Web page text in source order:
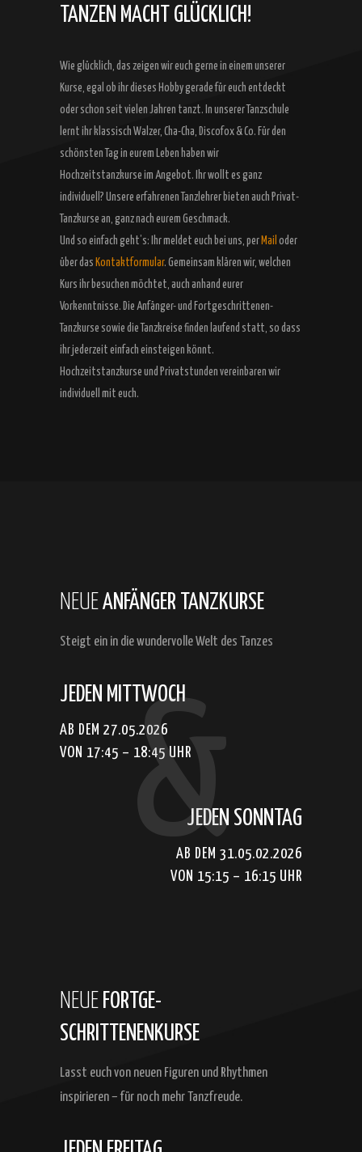
TANZEN MACHT GLÜCKLICH!
Wie glücklich, das zeigen wir euch gerne in einem unserer
Kurse, egal ob ihr dieses Hobby gerade für euch entdeckt
oder schon seit vielen Jahren tanzt. In unserer Tanzschule
lernt ihr klassisch Walzer, Cha-Cha, Discofox & Co. Für den
schönsten Tag in eurem Leben haben wir
Hochzeitstanzkurse im Angebot. Ihr wollt es ganz
individuell? Unsere erfahrenen Tanzlehrer bieten auch Privat-
Tanzkurse an, ganz nach eurem Geschmack.
Und so einfach geht’s: Ihr meldet euch bei uns, per Mail oder
über das Kontaktformular. Gemeinsam klären wir, welchen
Kurs ihr besuchen möchtet, auch anhand eurer
Vorkenntnisse. Die Anfänger- und Fortgeschrittenen-
Tanzkurse sowie die Tanzkreise finden laufend statt, so dass
ihr jederzeit einfach einsteigen könnt.
Hochzeitstanzkurse und Privatstunden vereinbaren wir
individuell mit euch.
NEUE ANFÄNGER TANZKURSE
Steigt ein in die wundervolle Welt des Tanzes
JEDEN MITTWOCH
AB DEM 27.05.2026
VON 17:45 – 18:45 UHR
&JEDEN SONNTAG
AB DEM 31.05.02.2026
VON 15:15 – 16:15 UHR
NEUE FORTGE-
SCHRITTENENKURSE
Lasst euchvon neuen Figuren und Rhythmen
inspirieren – für noch mehr Tanzfreude.